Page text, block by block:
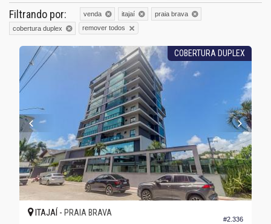
Filtrando por: venda itajaí
praia brava
cobertura duplex
remover todos
COBERTURA DUPLEX
#2.336
ITAJAÍ - PRAIA BRAVA